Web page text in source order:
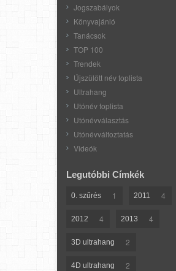
Jogszabályok
Könyvajánló
Tanácsok
TOP 100
Trendek
Újszülött név toplista
Ultrahang
Utónév toplista
Utónévválasztás
Utónévváltoztatás
Videók
Legutóbbi Címkék
0. szűrés 1 2011 4
2012 4 2013 4
3D ultrahang 2
4D ultrahang 2